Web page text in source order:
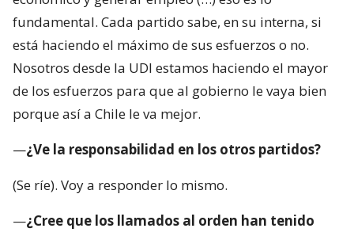
fundamental. Cada partido sabe, en su interna, si
está haciendo el máximo de sus esfuerzos o no.
Nosotros desde la UDI estamos haciendo el mayor
de los esfuerzos para que al gobierno le vaya bien
porque así a Chile le va mejor.
—¿Ve la responsabilidad en los otros partidos?
(Se ríe). Voy a responder lo mismo.
—¿Cree que los llamados al orden han tenido